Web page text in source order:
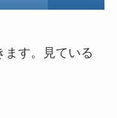
ます。見ている